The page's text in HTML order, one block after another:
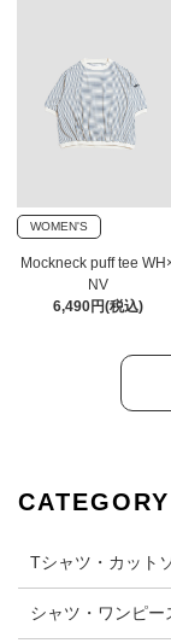
WOMEN'S
Mockneck puff tee
NV
6,490円(税込)
CATEGORY
Tシャツ・カット
シャツ・ワンピー